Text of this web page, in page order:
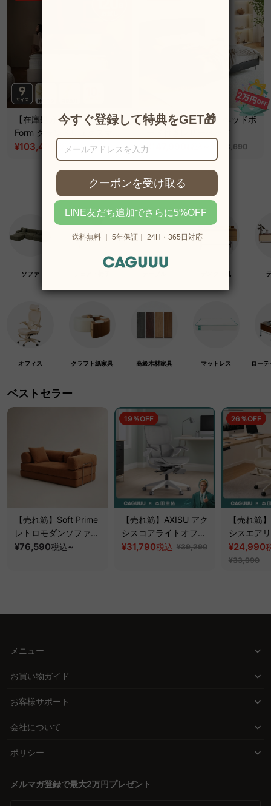
【在庫処分セール】Grand
Form グランドリュクスマッ
トレス
¥103,490 税込 ~ ¥129,390
【在庫処分セール】ヘッドボ
ード付きレザーベッド
¥147,990 ¥218,690
ソファ デスク・机
オフィス クラフト紙家具 高級木材家具 マットレス ロー
ベストセラー
【売れ筋】Soft Prime
レトロモダンソファベ
ッド｜20色以上から選
¥76,590税込~
19％OFF
【売れ筋】AXISU アク
シスコアライトオフィ
スチェア
¥31,790税込 ¥39,290
26％OFF
【売れ筋
シスエア
フィスチ
¥24,990
¥33,990
メニュー
お買い物ガイド
お客様サポート
会社について
ポリシー
メルマガ登録で最大2万円プレゼント